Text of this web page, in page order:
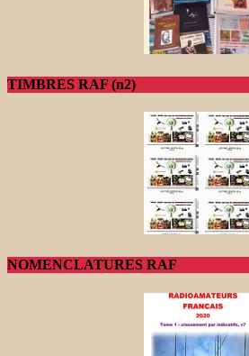
TIMBRES RAF (n2)
NOMENCLATURES RAF